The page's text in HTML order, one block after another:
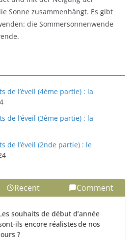
Sonne zusammenhängt. Es gibt
die Sommersonnenwende
de l’éveil (4ème partie) : la
de l’éveil (3ème partie) : la
de l’éveil (2nde partie) : le
Recent Comment
souhaits de début d’année
ils encore réalistes de nos
?